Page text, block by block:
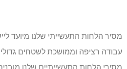
מסיר הלחות התעשייתי שלנו מיועד
עבודה רציפה וממושכת לשטחים
מסירי הלחות התעשייתיים שלנו